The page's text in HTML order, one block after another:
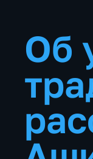
Об